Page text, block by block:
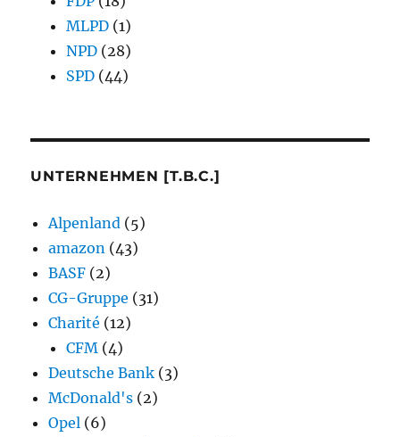
MLPD (1)
NPD (28)
SPD (44)
UNTERNEHMEN [T.B.C.]
Alpenland (5)
amazon (43)
BASF (2)
CG-Gruppe (31)
Charité (12)
CFM (4)
Deutsche Bank (3)
McDonald's (2)
Opel (6)